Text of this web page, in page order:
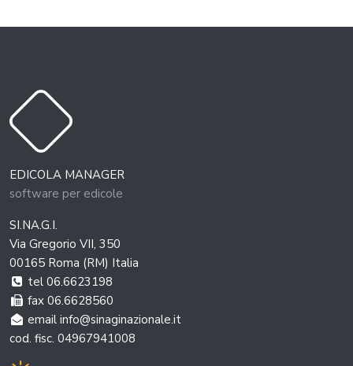
EDICOLA MANAGER
software per edicole
SI.NA.G.I.
Via Gregorio VII, 350
00165 Roma (RM) Italia
tel 06.6623198
fax 06.6628560
email info@sinaginazionale.it
cod. fisc. 04967941008